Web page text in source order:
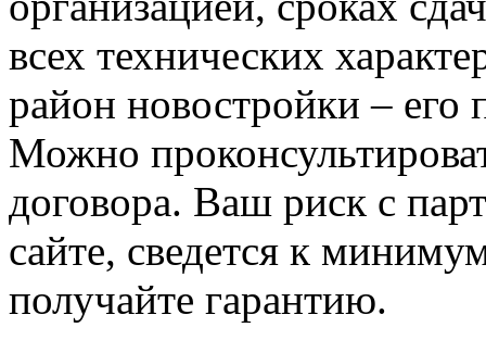
всех технических
район новостройки – его
Можно
договора. Ваш риск с
сайте, сведется к
получайте гарантию.